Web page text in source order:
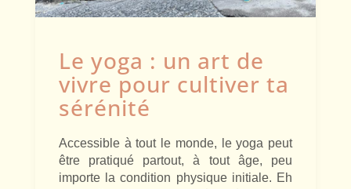
Le yoga : un art de
vivre pour cultiver ta
sérénité
Accessible à tout le monde, le yoga peut
être pratiqué partout, à tout âge, peu
importe la condition physique initiale. Eh